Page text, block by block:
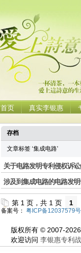
首页 真实李银惠
存档
文章标签 ‘集成电路’
关于电路发明专利侵权诉
涉及到集成电路的电路发
第 1 页，共 1 页 1
备案号： 粤ICP备12037579
版权所有 © 2007-
欢迎访问 李银惠专利